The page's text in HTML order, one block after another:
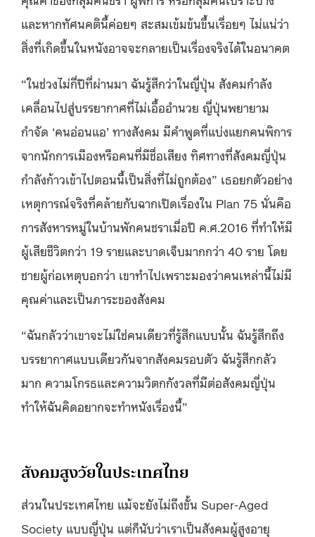
และหากทัศนคตินี้ค่อยๆ สะสมเข้มข้นขึ้นเรื่อยๆ ไม่แน่ว่า
สิ่งที่เกิดขึ้นในหนังอาจจะกลายเป็นเรื่องจริงได้ในอนาคต
“ในช่วงไม่กี่ปีที่ผ่านมา ฉันรู้สึกว่าในญี่ปุ่น สังคมกำลัง
เคลื่อนไปสู่บรรยากาศที่ไม่เอื้ออำนวย ญี่ปุ่นพยายาม
กำจัด ‘คนอ่อนแอ’ ทางสังคม มีคำพูดที่แบ่งแยกคนพิการ
จากนักการเมืองหรือคนที่มีชื่อเสียง ทิศทางที่สังคมญี่ปุ่น
กำลังก้าวเข้าไปตอนนี้เป็นสิ่งที่ไม่ถูกต้อง” เธอยกตัวอย่าง
เหตุการณ์จริงที่คล้ายกับฉากเปิดเรื่องใน Plan 75 นั่นคือ
การสังหารหมู่ในบ้านพักคนชราเมื่อปี ค.ศ.2016 ที่ทำให้มี
ผู้เสียชีวิตกว่า 19 รายและบาดเจ็บมากกว่า 40 ราย โดย
ชายผู้ก่อเหตุบอกว่า เขาทำไปเพราะมองว่าคนเหล่านี้ไม่มี
คุณค่าและเป็นภาระของสังคม
“ฉันกลัวว่าเขาจะไม่ใช่คนเดียวที่รู้สึกแบบนั้น ฉันรู้สึกถึง
บรรยากาศแบบเดียวกันจากสังคมรอบตัว ฉันรู้สึกกลัว
มาก ความโกรธและความวิตกกังวลที่มีต่อสังคมญี่ปุ่น
ทำให้ฉันคิดอยากจะทำหนังเรื่องนี้”
สังคมสูงวัยในประเทศไทย
ส่วนในประเทศไทย แม้จะยังไม่ถึงขั้น Super-Aged
Society แบบญี่ปุ่น แต่ก็นับว่าเราเป็นสังคมผู้สูงอายุ